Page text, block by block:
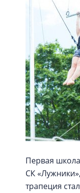
Первая
СК
трапеция